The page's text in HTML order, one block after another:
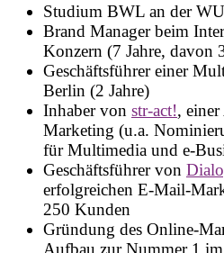
Studium BWL an der
Brand Manager beim
Konzern (7 Jahre, davon
Geschäftsführer einer
Berlin (2 Jahre)
Inhaber von str-act!,
Marketing (u.a.
für Multimedia und e-
Geschäftsführer von
erfolgreichen E-Mail-
250 Kunden
Gründung des Online-
Aufbau zur Nummer 1